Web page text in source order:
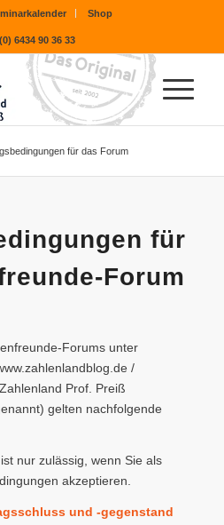
Shop
6434 90 36 33
für das Forum
für
Forum
Forums unter
/
Prof. Preiß
gelten nachfolgende
nur zulässig, wenn Sie als
akzeptieren.
und -gegenstand